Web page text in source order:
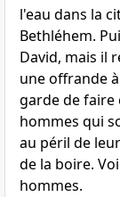
l'eau dans la
Bethléhem.
David, mais il
une offrande
garde de faire
hommes qui
au péril de
de la boire.
hommes.